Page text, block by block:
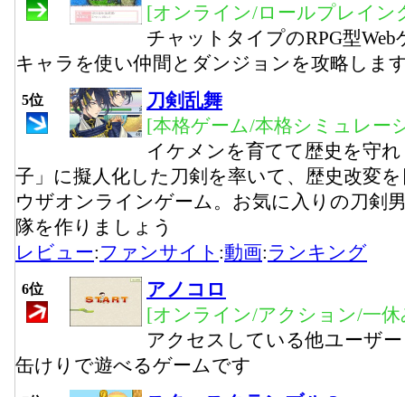
[オンライン/ロールプレイン
チャットタイプのRPG型
キャラを使い仲間とダンジョンを攻略しま
5位
刀剣乱舞
[本格ゲーム/本格シミュレー
イケメンを育てて歴史を守
子」に擬人化した刀剣を率いて、歴史改変
ウザオンラインゲーム。お気に入りの刀剣
隊を作りましょう
レビュー:ファンサイト :動画:ランキング
6位
アノコロ
[オンライン/アクション/一
アクセスしている他ユーザ
缶けりで遊べるゲームです